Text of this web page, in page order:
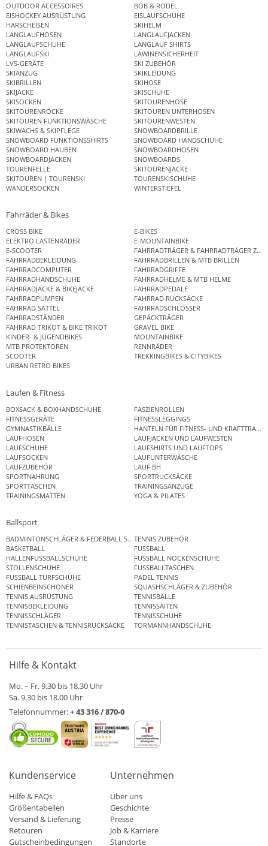
OUTDOOR ACCESSOIRES
BOB & RODEL
EISHOCKEY AUSRÜSTUNG
EISLAUFSCHUHE
HARSCHEISEN
SKIHELM
LANGLAUFHOSEN
LANGLAUFJACKEN
LANGLAUFSCHUHE
LANGLAUF SHIRTS
LANGLAUFSKI
LAWINENSICHERHEIT
LVS-GERÄTE
SKI ZUBEHÖR
SKIANZUG
SKIKLEIDUNG
SKIBRILLEN
SKIHOSE
SKIJACKE
SKISCHUHE
SKISOCKEN
SKITOURENHOSE
SKITOURENRÖCKE
SKITOUREN UNTERHOSEN
SKITOUREN FUNKTIONSWÄSCHE
SKITOURENWESTEN
SKIWACHS & SKIPFLEGE
SNOWBOARDBRILLE
SNOWBOARD FUNKTIONSSHIRTS
SNOWBOARD HANDSCHUHE
SNOWBOARD HAUBEN
SNOWBOARDHOSEN
SNOWBOARDJACKEN
SNOWBOARDS
TOURENFELLE
SKITOURENJACKE
SKITOUREN | TOURENSKI
TOURENSKISCHUHE
WANDERSOCKEN
WINTERSTIEFEL
Fahrräder & Bikes
CROSS BIKE
E-BIKES
ELEKTRO LASTENRÄDER
E-MOUNTAINBIKE
E-SCOOTER
FAHRRADTRÄGER & FAHRRADTRÄGER
FAHRRADBEKLEIDUNG
FAHRRADBRILLEN & MTB BRILLEN
FAHRRADCOMPUTER
FAHRRADGRIFFE
FAHRRADHANDSCHUHE
FAHRRADHELME & MTB HELME
FAHRRADJACKE & BIKEJACKE
FAHRRADPEDALE
FAHRRADPUMPEN
FAHRRAD RUCKSÄCKE
FAHRRAD SATTEL
FAHRRADSCHLÖSSER
FAHRRADSTÄNDER
GEPÄCKTRÄGER
FAHRRAD TRIKOT & BIKE TRIKOT
GRAVEL BIKE
KINDER- & JUGENDBIKES
MOUNTAINBIKE
MTB PROTEKTOREN
RENNRÄDER
SCOOTER
TREKKINGBIKES & CITYBIKES
URBAN RETRO BIKES
Laufen & Fitness
BOXSACK & BOXHANDSCHUHE
FASZIENROLLEN
FITNESSGERÄTE
FITNESSLEGGINGS
GYMNASTIKBÄLLE
HANTELN FÜR FITNESS- UND
LAUFHOSEN
LAUFJACKEN UND LAUFWESTEN
LAUFSCHUHE
LAUFSHIRTS UND LAUFTOPS
LAUFSOCKEN
LAUFUNTERWÄSCHE
LAUFZUBEHÖR
LAUF BH
SPORTNAHRUNG
SPORTRUCKSÄCKE
SPORTTASCHEN
TRAININGSANZÜGE
TRAININGSMATTEN
YOGA & PILATES
Ballsport
BADMINTONSCHLÄGER & FEDERBALL SETSTENNIS ZUBEHÖR
BASKETBALL
FUSSBALL
HALLENFUSSBALLSCHUHE
FUSSBALL NOCKENSCHUHE
STOLLENSCHUHE
FUSSBALLTASCHEN
FUSSBALL TURFSCHUHE
PADEL TENNIS
SCHIENBEINSCHONER
SQUASHSCHLÄGER & ZUBEHÖR
TENNIS AUSRÜSTUNG
TENNISBÄLLE
TENNISBEKLEIDUNG
TENNISSAITEN
TENNISSCHLÄGER
TENNISSCHUHE
TENNISTASCHEN & TENNISRUCKSÄCKE
TORMANNHANDSCHUHE
Hilfe & Kontakt
Mo. – Fr. 9.30 bis 18.30 Uhr
Sa. 9.30 bis 18.00 Uhr
Telefonnummer:+ 43 316 / 870-0
Kundenservice
Hilfe & FAQs
Größentabellen
Versand & Lieferung
Retouren
Gutscheinbedingungen
Unternehmen
Über uns
Geschichte
Presse
Job & Karriere
Standorte